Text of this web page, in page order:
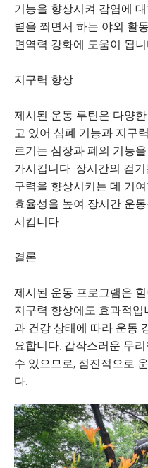
기능을 향상시켜 감염에
볕을 쬐면서 하는 야외 활
면역력 강화에 도움이 됩니
지구력 향상
제시된 운동 루틴은 다양
고 있어 심폐 기능과 지구
르기는 심장과 폐의 기능
가시킵니다. 장시간의 걷
구력을 향상시키는 데 기
효율성을 높여 장시간 운
시킵니다 .
결론
제시된 운동 프로그램은
지구력 향상에도 효과적
과 건강 상태에 따라 운동
요합니다. 갑작스러운 무
수 있으므로, 점진적으로
다.